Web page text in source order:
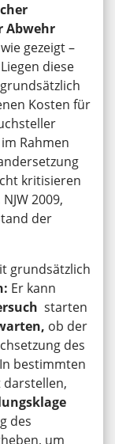
Abwehr
gezeigt –
Liegen diese
Kosten für
Rahmen
kritisieren
2009,
der
grundsätzlich
Er kann
starten
ob der
des
bestimmten
darstellen,
des
um